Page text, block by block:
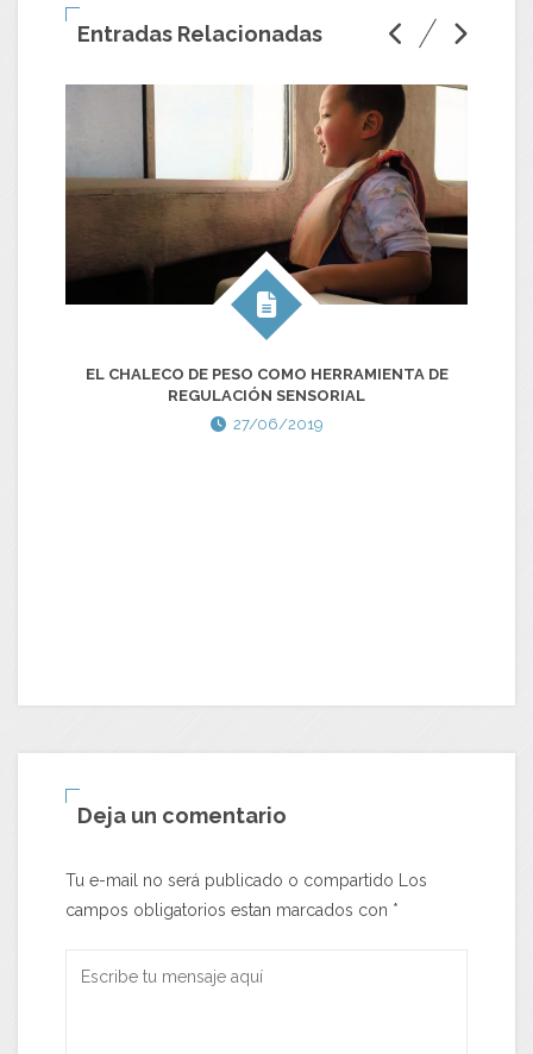
Entradas Relacionadas
EL CHALECO DE PESO COMO HERRAMIENTA DE
REGULACIÓN SENSORIAL
27/06/2019
Deja un comentario
Tu e-mail no será publicado o compartido Los
campos obligatorios estan marcados con *